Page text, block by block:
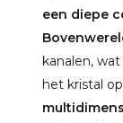
een diepe
kanalen,
het kristal